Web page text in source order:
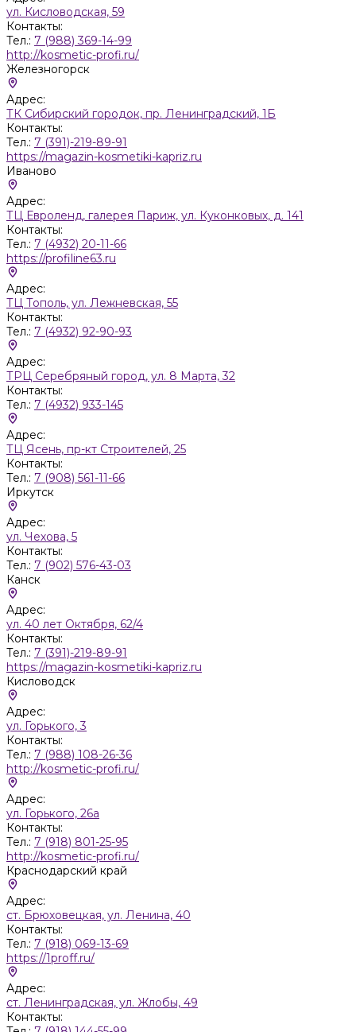
ул. Кисловодская, 59
Контакты:
Тел.: 7 (988) 369-14-99
http://kosmetic-profi.ru/
Железногорск
Адрес:
ТК Сибирский городок, пр. Ленинградский, 1Б
Контакты:
Тел.: 7 (391)-219-89-91
https://magazin-kosmetiki-kapriz.ru
Иваново
Адрес:
ТЦ Евроленд, галерея Париж, ул. Куконковых, д. 141
Контакты:
Тел.: 7 (4932) 20-11-66
https://profiline63.ru
Адрес:
ТЦ Тополь, ул. Лежневская, 55
Контакты:
Тел.: 7 (4932) 92-90-93
Адрес:
ТРЦ Серебряный город, ул. 8 Марта, 32
Контакты:
Тел.: 7 (4932) 933-145
Адрес:
ТЦ Ясень, пр-кт Строителей, 25
Контакты:
Тел.: 7 (908) 561-11-66
Иркутск
Адрес:
ул. Чехова, 5
Контакты:
Тел.: 7 (902) 576-43-03
Канск
Адрес:
ул. 40 лет Октября, 62/4
Контакты:
Тел.: 7 (391)-219-89-91
https://magazin-kosmetiki-kapriz.ru
Кисловодск
Адрес:
ул. Горького, 3
Контакты:
Тел.: 7 (988) 108-26-36
http://kosmetic-profi.ru/
Адрес:
ул. Горького, 26а
Контакты:
Тел.: 7 (918) 801-25-95
http://kosmetic-profi.ru/
Краснодарский край
Адрес:
ст. Брюховецкая, ул. Ленина, 40
Контакты:
Тел.: 7 (918) 069-13-69
https://1proff.ru/
Адрес:
ст. Ленинградская, ул. Жлобы, 49
Контакты: